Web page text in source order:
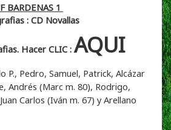
BARDENAS 1
: CD Novallas
Hacer CLIC : AQUI
P., Pedro, Samuel, Patrick, Alcázar
Andrés (Marc m. 80), Rodrigo,
Carlos (Iván m. 67) y Arellano